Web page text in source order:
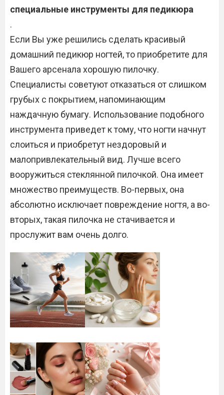
специальные инструменты для педикюра
.
Если Вы уже решились сделать красивый
домашний педикюр ногтей, то приобретите для
Вашего арсенала хорошую пилочку.
Специалисты советуют отказаться от слишком
грубых с покрытием, напоминающим
наждачную бумагу. Использование подобного
инструмента приведет к тому, что ногти начнут
слоиться и приобретут нездоровый и
малопривлекательный вид. Лучше всего
вооружиться стеклянной пилочкой. Она имеет
множество преимуществ. Во-первых, она
абсолютно исключает повреждение ногтя, а во-
вторых, такая пилочка не стачивается и
прослужит вам очень долго.